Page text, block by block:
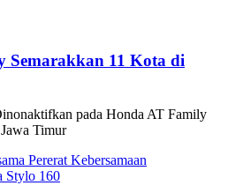
Semarakkan 11 Kota di
pada Honda AT Family
Timur